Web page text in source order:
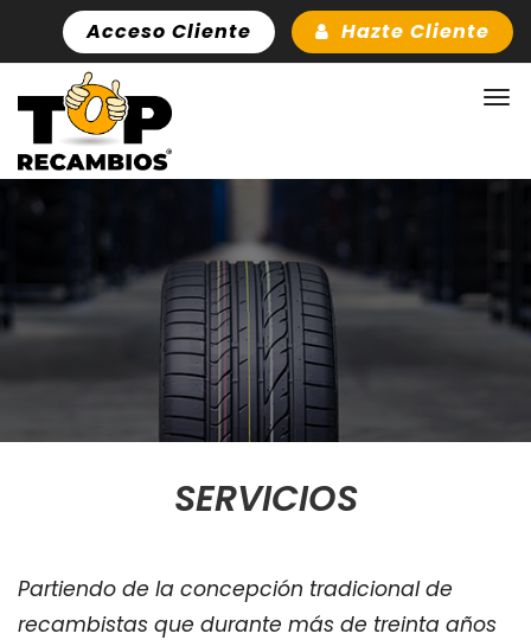
Acceso Cliente Hazte Cliente
SERVICIOS
Partiendo de la concepción tradicional de
recambistas que durante más de treinta años